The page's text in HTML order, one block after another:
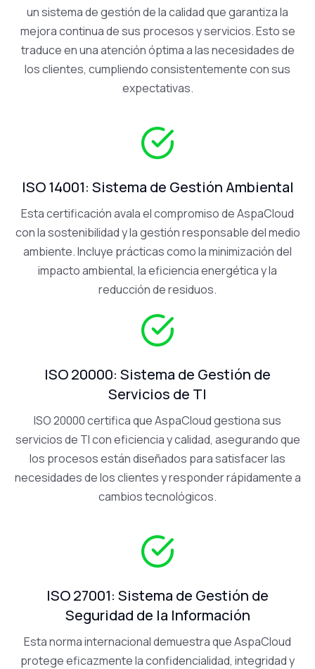
un sistema de gestión de la calidad que garantiza la
mejora continua de sus procesos y servicios. Esto se
traduce en una atención óptima a las necesidades de
los clientes, cumpliendo consistentemente con sus
expectativas.
ISO 14001: Sistema de Gestión Ambiental
Esta certificación avala el compromiso de AspaCloud
con la sostenibilidad y la gestión responsable del medio
ambiente. Incluye prácticas como la minimización del
impacto ambiental, la eficiencia energética y la
reducción de residuos.
ISO 20000: Sistema de Gestión de
Servicios de TI
ISO 20000 certifica que AspaCloud gestiona sus
servicios de TI con eficiencia y calidad, asegurando que
los procesos están diseñados para satisfacer las
necesidades de los clientes y responder rápidamente a
cambios tecnológicos.
ISO 27001: Sistema de Gestión de
Seguridad de la Información
Esta norma internacional demuestra que AspaCloud
protege eficazmente la confidencialidad, integridad y